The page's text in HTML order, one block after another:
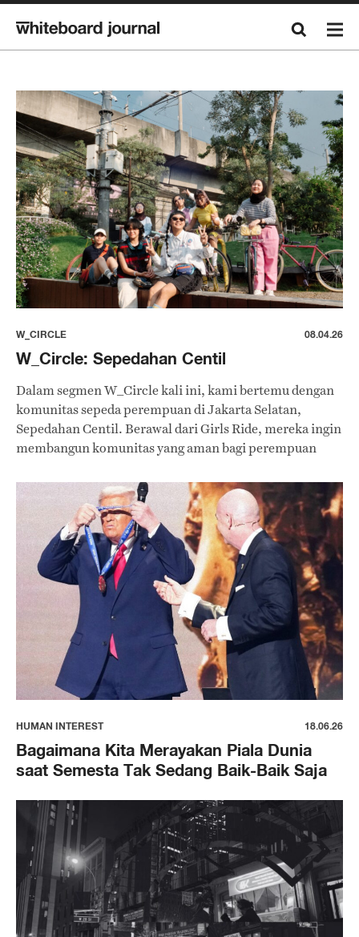
W_CIRCLE 08.04.26
W_Circle: Sepedahan Centil
Dalam segmen W_Circle kali ini, kami bertemu dengan
komunitas sepeda perempuan di Jakarta Selatan,
Sepedahan Centil. Berawal dari Girls Ride, mereka ingin
membangun komunitas yang aman bagi perempuan
HUMAN INTEREST 18.06.26
Bagaimana Kita Merayakan Piala Dunia
saat Semesta Tak Sedang Baik-Baik Saja